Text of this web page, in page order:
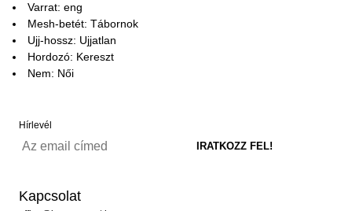
Varrat: eng
Mesh-betét: Tábornok
Ujj-hossz: Ujjatlan
Hordozó: Kereszt
Nem: Női
Hírlevél
Kapcsolat